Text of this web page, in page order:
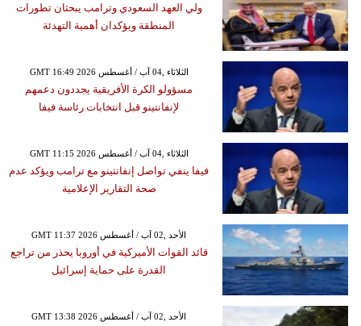
ولي العهد السعودي وترامب يبحثان تطورات
المنطقة ويؤكدان أهمية التهدئة
GMT 16:49 2026 الثلاثاء ,04 آب / أغسطس
مسؤولو الكرة الأفريقية يجددون دعمهم
لإنفانتينو قبل انتخابات رئاسة فيفا
GMT 11:15 2026 الثلاثاء ,04 آب / أغسطس
فيفا ينفي تواصل إنفانتينو مع ترامب ويؤكد عدم
صحة التقارير الإعلامية
GMT 11:37 2026 الأحد ,02 آب / أغسطس
قائد القوات الأميركية في أوروبا يحذر من تراجع
القدرة على حماية إسرائيل
GMT 13:38 2026 الأحد ,02 آب / أغسطس